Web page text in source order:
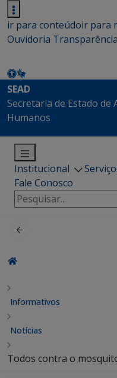
ir para conteúdoir para
Ouvidoria Transparência
SEAD
Secretaria de Estado de
Humanos
Institucional
Fale Conosco
Pesquisar
por:
Informativos
Notícias
Todos contra o